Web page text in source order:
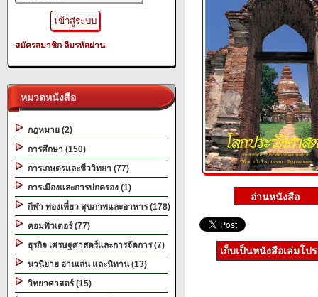
สมัครสมาชิก ลืมรหัสผ่าน
หมวดหนังสือ
กฎหมาย (2)
การศึกษา (150)
การเกษตรและชีววิทยา (77)
การเมืองและการปกครอง (1)
กีฬา ท่องเที่ยว สุขภาพและอาหาร (178)
คอมพิวเตอร์ (77)
ธุรกิจ เศรษฐศาสตร์และการจัดการ (7)
นวนิยาย อ่านเล่น และนิทาน (13)
วิทยาศาสตร์ (15)
เก็บเป็นหนังสือเล่มโป